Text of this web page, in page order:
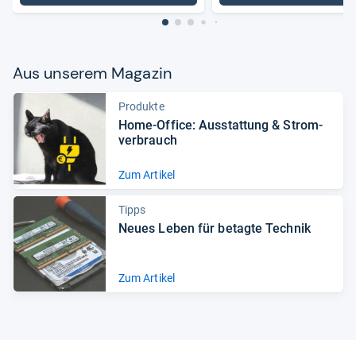
Aus unse­rem Maga­zin
Produkte
Home-​Office: Aus­stat­tung & Strom­
ver­brauch
Zum Artikel
Tipps
Neues Leben für betagte Tech­nik
Zum Artikel